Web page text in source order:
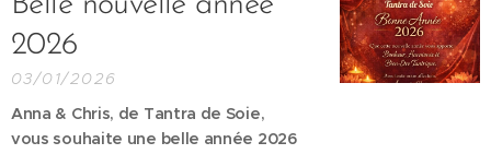
2026
03/01/2026
Anna & Chris, de Tantra de Soie,
vous souhaite une belle année 2026